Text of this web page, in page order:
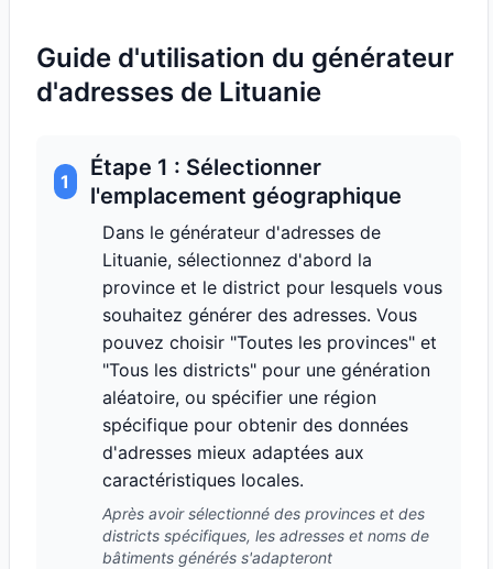
Guide d'utilisation du générateur
d'adresses de Lituanie
1
Étape 1 : Sélectionner
l'emplacement géographique
Dans le générateur d'adresses de
Lituanie, sélectionnez d'abord la
province et le district pour lesquels vous
souhaitez générer des adresses. Vous
pouvez choisir "Toutes les provinces" et
"Tous les districts" pour une génération
aléatoire, ou spécifier une région
spécifique pour obtenir des données
d'adresses mieux adaptées aux
caractéristiques locales.
Après avoir sélectionné des provinces et des
districts spécifiques, les adresses et noms de
bâtiments générés s'adapteront